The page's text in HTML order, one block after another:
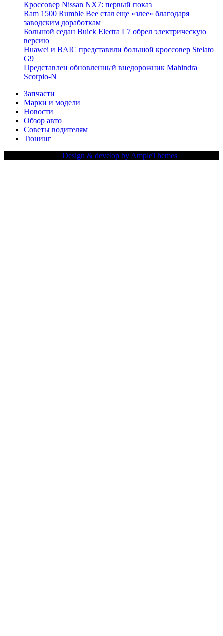
Кроссовер Nissan NX7: первый показ
Ram 1500 Rumble Bee стал еще «злее» благодаря
заводским доработкам
Большой седан Buick Electra L7 обрел электрическую
версию
Huawei и BAIC представили большой кроссовер Stelato
G9
Представлен обновленный внедорожник Mahindra
Scorpio-N
Запчасти
Марки и модели
Новости
Обзор авто
Советы водителям
Тюнинг
Design & develop by AmpleThemes